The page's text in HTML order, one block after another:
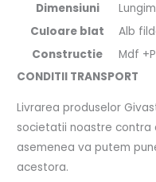
Dimensiuni
Culoare blat
Alb
Constructie
Mdf
CONDITII TRANSPORT
Livrarea produselor
societatii noastre contra
asemenea va putem
acestora.